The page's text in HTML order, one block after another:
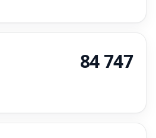
84 747